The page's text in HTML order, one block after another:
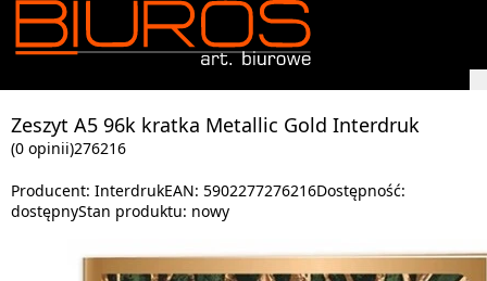
Zeszyt A5 96k kratka Metallic Gold Interdruk
(0 opinii)276216
Producent: InterdrukEAN: 5902277276216Dostępność:
dostępnyStan produktu: nowy